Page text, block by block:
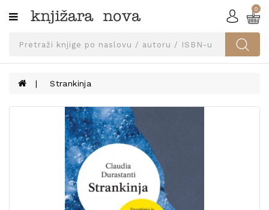
Kategorije
SVEUČILIŠNA
UDŽBENICI
KNJIGE
PRIBOR
0
Strankinja